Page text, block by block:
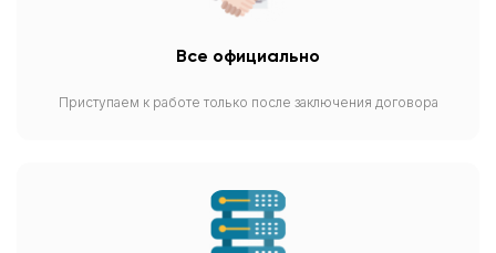
Все официально
Приступаем к работе только после заключения договора